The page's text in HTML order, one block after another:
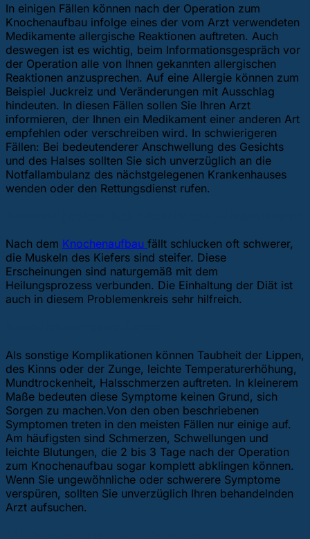
In einigen Fällen können nach der Operation zum
Knochenaufbau infolge eines der vom Arzt verwendeten
Medikamente allergische Reaktionen auftreten. Auch
deswegen ist es wichtig, beim Informationsgespräch vor
der Operation alle von Ihnen gekannten allergischen
Reaktionen anzusprechen. Auf eine Allergie können zum
Beispiel Juckreiz und Veränderungen mit Ausschlag
hindeuten. In diesen Fällen sollen Sie Ihren Arzt
informieren, der Ihnen ein Medikament einer anderen Art
empfehlen oder verschreiben wird. In schwierigeren
Fällen: Bei bedeutenderer Anschwellung des Gesichts
und des Halses sollten Sie sich unverzüglich an die
Notfallambulanz des nächstgelegenen Krankenhauses
wenden oder den Rettungsdienst rufen.
Nach dem Knochenaufbau fällt schlucken oft schwerer,
die Muskeln des Kiefers sind steifer. Diese
Erscheinungen sind naturgemäß mit dem
Heilungsprozess verbunden. Die Einhaltung der Diät ist
auch in diesem Problemenkreis sehr hilfreich.
Als sonstige Komplikationen können Taubheit der Lippen,
des Kinns oder der Zunge, leichte Temperaturerhöhung,
Mundtrockenheit, Halsschmerzen auftreten. In kleinerem
Maße bedeuten diese Symptome keinen Grund, sich
Sorgen zu machen.Von den oben beschriebenen
Symptomen treten in den meisten Fällen nur einige auf.
Am häufigsten sind Schmerzen, Schwellungen und
leichte Blutungen, die 2 bis 3 Tage nach der Operation
zum Knochenaufbau sogar komplett abklingen können.
Wenn Sie ungewöhnliche oder schwerere Symptome
verspüren, sollten Sie unverzüglich Ihren behandelnden
Arzt aufsuchen.